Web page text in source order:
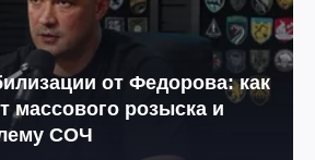
от Федорова: как
массового розыска и
СОЧ